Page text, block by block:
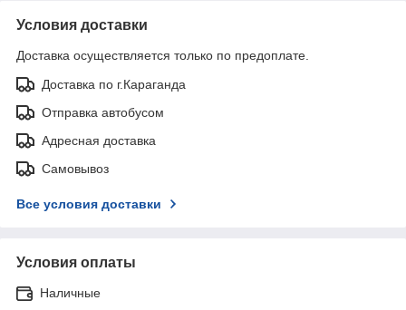
Условия доставки
Доставка осуществляется только по предоплате.
Доставка по г.Караганда
Отправка автобусом
Адресная доставка
Самовывоз
Все условия доставки
Условия оплаты
Наличные